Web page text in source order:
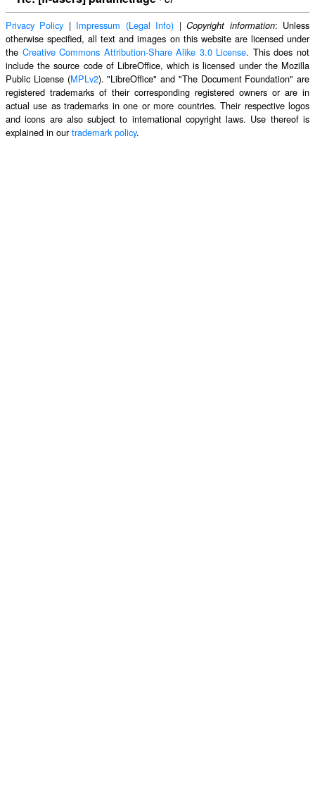
Privacy Policy | Impressum (Legal Info) |Copyright information: Unless
otherwise specified, all text and images on this website are licensed under
the Creative Commons Attribution-Share Alike 3.0 License. This does not
include the source code of LibreOffice, which is licensed under the Mozilla
Public License (MPLv2). "LibreOffice" and "The Document Foundation" are
registered trademarks of their corresponding registered owners or are in
actual use as trademarks in one or more countries. Their respective logos
and icons are also subject to international copyright laws. Use thereof is
explained in ourtrademark policy.